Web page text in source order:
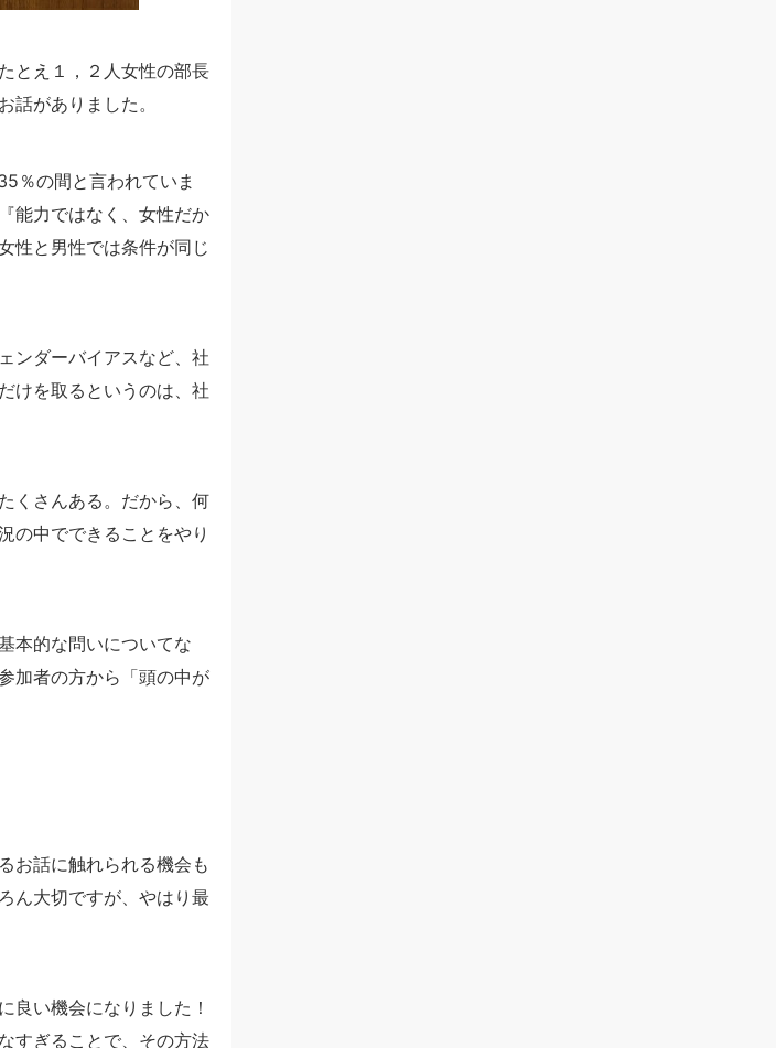
とえ１，２人女性の部長
がありました。
％の間と言われていま
能力ではなく、女性だか
性と男性では条件が同じ
ンダーバイアスなど、社
けを取るというのは、社
くさんある。だから、何
の中でできることをやり
本的な問いについてな
加者の方から「頭の中が
お話に触れられる機会も
ん大切ですが、やはり最
良い機会になりました！
すぎることで、その方法